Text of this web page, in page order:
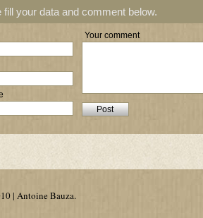
fill your data and comment below.
Your comment
| Antoine Bauza.